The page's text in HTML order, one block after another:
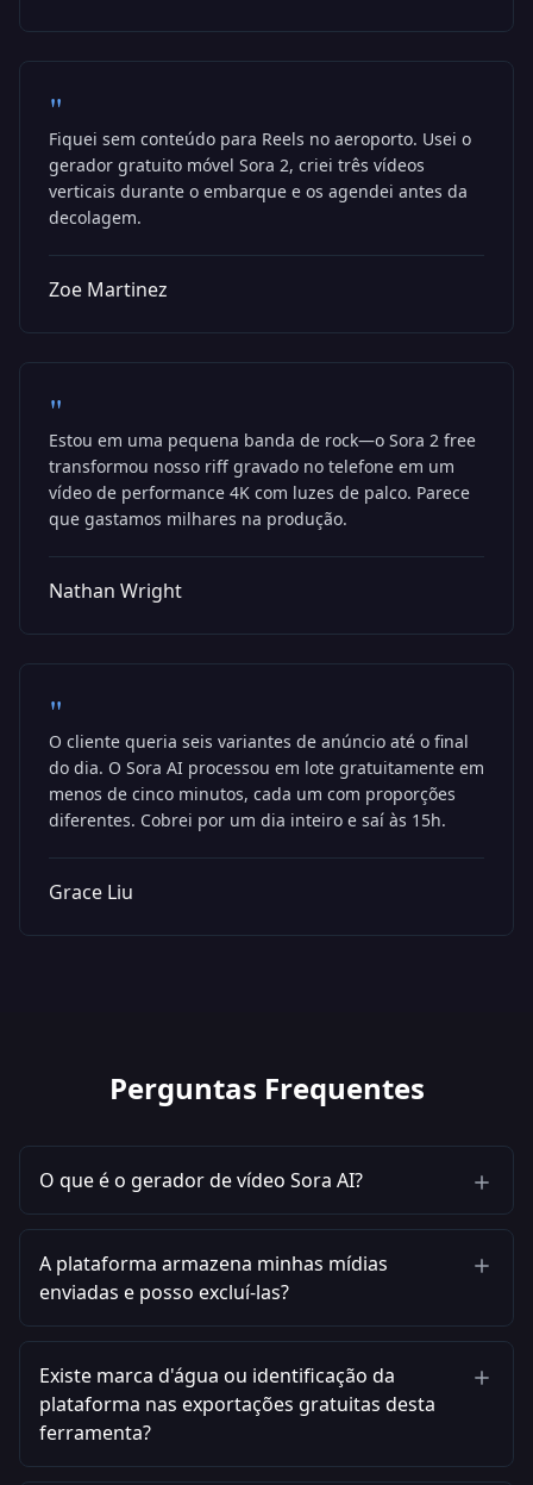
"
Fiquei sem conteúdo para Reels no aeroporto. Usei o
gerador gratuito móvel Sora 2, criei três vídeos
verticais durante o embarque e os agendei antes da
decolagem.
Zoe Martinez
"
Estou em uma pequena banda de rock—o Sora 2 free
transformou nosso riff gravado no telefone em um
vídeo de performance 4K com luzes de palco. Parece
que gastamos milhares na produção.
Nathan Wright
"
O cliente queria seis variantes de anúncio até o final
do dia. O Sora AI processou em lote gratuitamente em
menos de cinco minutos, cada um com proporções
diferentes. Cobrei por um dia inteiro e saí às 15h.
Grace Liu
Perguntas Frequentes
O que é o gerador de vídeo Sora AI?
A plataforma armazena minhas mídias
enviadas e posso excluí-las?
Existe marca d'água ou identificação da
plataforma nas exportações gratuitas desta
ferramenta?